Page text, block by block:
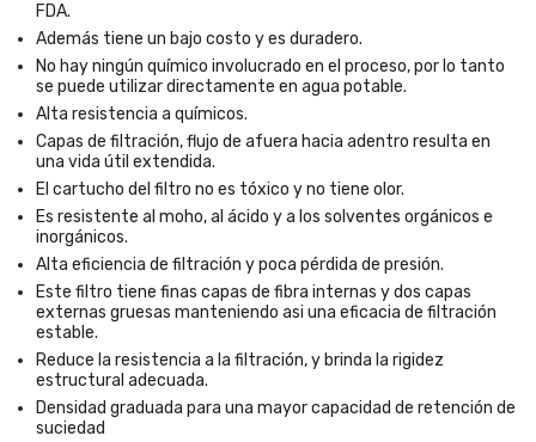
FDA.
Además tiene un bajo costo y es duradero.
No hay ningún químico involucrado en el proceso, por lo tanto
se puede utilizar directamente en agua potable.
Alta resistencia a químicos.
Capas de filtración, flujo de afuera hacia adentro resulta en
una vida útil extendida.
El cartucho del filtro no es tóxico y no tiene olor.
Es resistente al moho, al ácido y a los solventes orgánicos e
inorgánicos.
Alta eficiencia de filtración y poca pérdida de presión.
Este filtro tiene finas capas de fibra internas y dos capas
externas gruesas manteniendo asi una eficacia de filtración
estable.
Reduce la resistencia a la filtración, y brinda la rigidez
estructural adecuada.
Densidad graduada para una mayor capacidad de retención de
suciedad